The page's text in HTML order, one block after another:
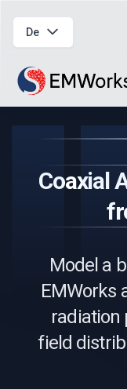
De
Coaxial
Model a
EMWorks
radiation
field